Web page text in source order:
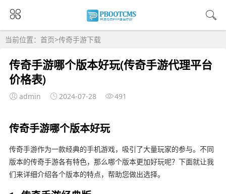
当前位置： 首页>传奇手游下载
传奇手游哪个版本好玩(传奇手游代理平台
价格表)
admin 2024-07-28 491
传奇手游哪个版本好玩
传奇手游作为一款经典的手机游戏，吸引了大量玩家的参与。不同
版本的传奇手游各有特色，那么哪个版本更加好玩呢？下面就让我
们来详细介绍各个版本的特点，帮助您做出选择。